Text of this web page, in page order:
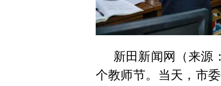
新田新闻网（来源
个教师节。当天，市